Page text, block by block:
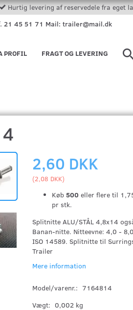
Hurtig levering af reservedele fra eget
21 45 51 71 Mail: trailer@mail.dk
FRAGT OG LEVERING
PROFIL
2,60 DKK
(2,08 DKK)
Køb500 eller flere til
pr stk.
Splitnitte ALU/STÅL 4,8x14
Banan-nitte. Nitteevne: 4,0 -
ISO 14589. Splitnitte til
Trailer
Mere information
Model/varenr.: 7164814
Vægt: 0,002 kg